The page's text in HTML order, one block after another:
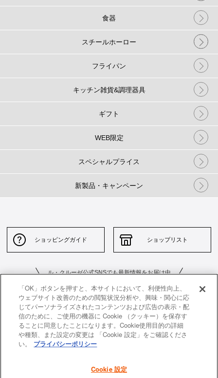
食器
スチールホーロー
フライパン
キッチン雑貨&調理器具
ギフト
WEB限定
スペシャルプライス
新製品・キャンペーン
ショッピングガイド ショップリスト
ル・クルーゼ公式SNSでも最新情報をお届け中
お問い合わせ サイトポリシー
「OK」ボタンを押すと、本サイトにおいて、利便性向上、
ウェブサイト改善のための閲覧状況分析や、興味・関心に応
じてパーソナライズされたコンテンツおよび広告の表示・配
信のために、ご使用の機器に Cookie （クッキー）を保存す
ることに同意したことになります。Cookie使用目的の詳細
や種類、また設定の変更は 「Cookie 設定」をご確認くださ
い。
プライバシーポリシー
Cookie 設定